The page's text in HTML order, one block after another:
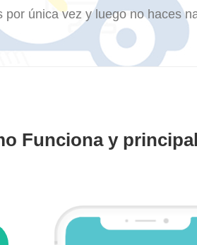
única vez y luego no haces
Funciona y